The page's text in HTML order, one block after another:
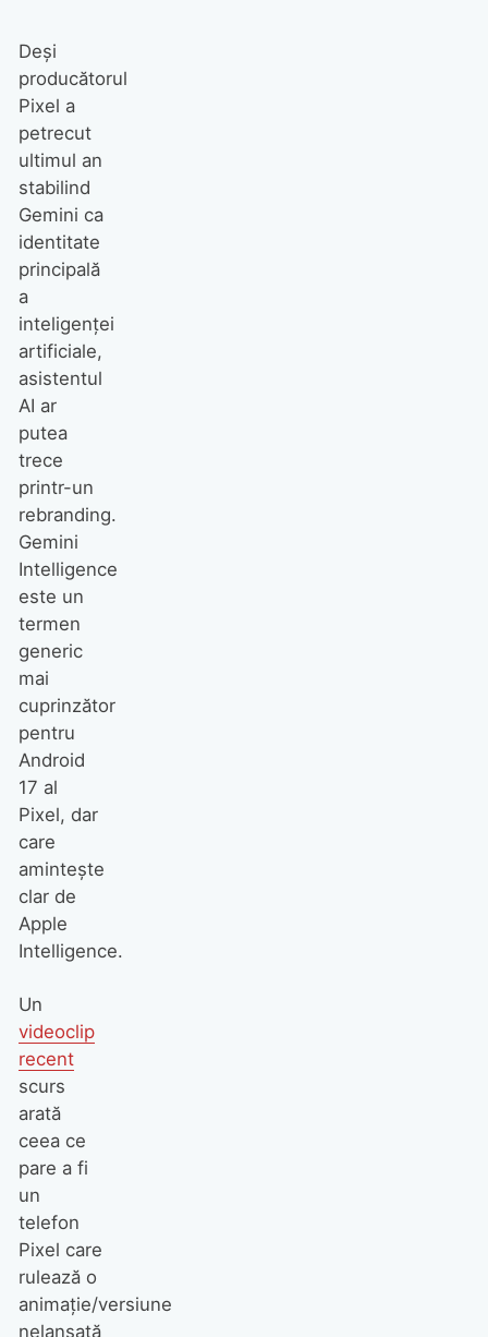
Deși
producătorul
Pixel a
petrecut
ultimul an
stabilind
Gemini ca
identitate
principală
a
inteligenței
artificiale,
asistentul
AI ar
putea
trece
printr-un
rebranding.
Gemini
Intelligence
este un
termen
generic
mai
cuprinzător
pentru
Android
17 al
Pixel, dar
care
amintește
clar de
Apple
Intelligence.
Un
videoclip
recent
scurs
arată
ceea ce
pare a fi
un
telefon
Pixel care
rulează o
animație/versiune
nelansată